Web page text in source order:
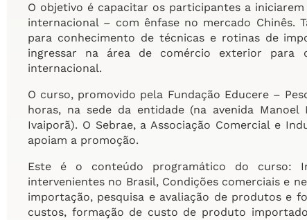
O objetivo é capacitar os participantes a
internacional – com ênfase no mercado Chinês.
para conhecimento de técnicas e rotinas de
ingressar na área de comércio exterior para
internacional.
O curso, promovido pela Fundação Educere –
horas, na sede da entidade (na avenida
Ivaiporã). O Sebrae, a Associação Comercial e
apoiam a promoção.
Este é o conteúdo programático do curso:
intervenientes no Brasil, Condições comerciais e
importação, pesquisa e avaliação de produtos e
custos, formação de custo de produto